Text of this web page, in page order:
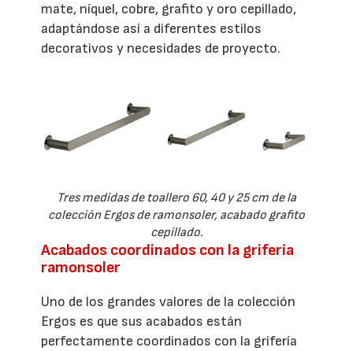
mate, níquel, cobre, grafito y oro cepillado,
adaptándose así a diferentes estilos
decorativos y necesidades de proyecto.
Tres medidas de toallero 60, 40 y 25 cm de la
colección Ergos de ramonsoler, acabado grafito
cepillado.
Acabados coordinados con la grifería
ramonsoler
Uno de los grandes valores de la colección
Ergos es que sus acabados están
perfectamente coordinados con la grifería